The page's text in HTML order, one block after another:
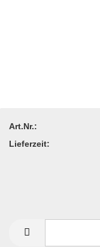
Art.Nr.:
Lieferzeit: